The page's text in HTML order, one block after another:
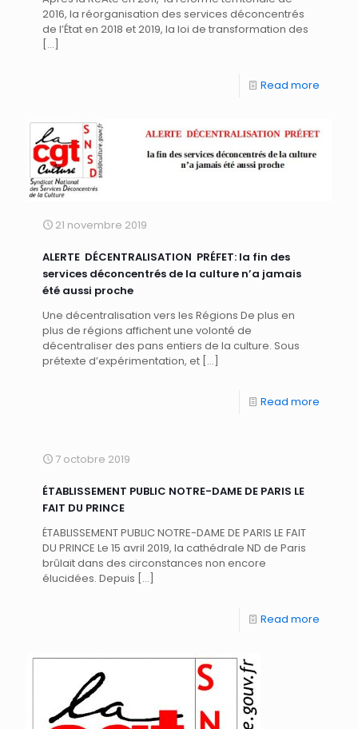
2016, la réorganisation des services déconcentrés
de l’État en 2018 et 2019, la loi de transformation des
[…]
Read more
21 novembre 2019
ALERTE DÉCENTRALISATION PRÉFET: la fin des
services déconcentrés de la culture n’a jamais
été aussi proche
Une décentralisation vers les Régions De plus en
plus de régions affichent une volonté de
décentraliser des pans entiers de la culture. Sous
prétexte d’expérimentation, et […]
Read more
7 octobre 2019
ÉTABLISSEMENT PUBLIC NOTRE-DAME DE PARIS LE
FAIT DU PRINCE
ÉTABLISSEMENT PUBLIC NOTRE-DAME DE PARIS LE FAIT
DU PRINCE Le 15 avril 2019, la cathédrale ND de Paris
brûlait dans des circonstances non encore
élucidées. Depuis […]
Read more